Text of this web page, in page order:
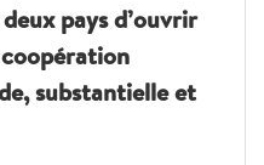
pays d’ouvrir
substantielle et